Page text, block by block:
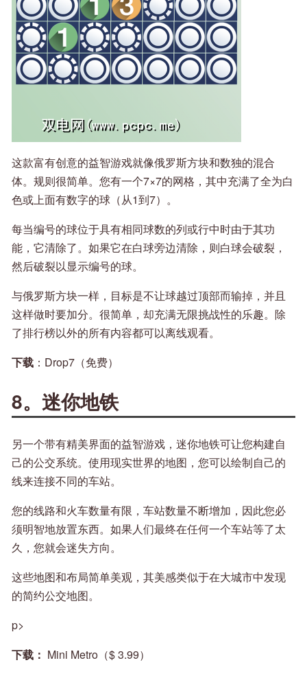
这款富有创意的益智游戏就像俄罗斯方块和数独的混合
体。规则很简单。您有一个7×7的网格，其中充满了全为白
色或上面有数字的球（从1到7）。
每当编号的球位于具有相同球数的列或行中时由于其功
能，它清除了。如果它在白球旁边清除，则白球会破裂，
然后破裂以显示编号的球。
与俄罗斯方块一样，目标是不让球越过顶部而输掉，并且
这样做时要加分。很简单，却充满无限挑战性的乐趣。除
了排行榜以外的所有内容都可以离线观看。
下载 ：Drop7（免费）
8。迷你地铁
另一个带有精美界面的益智游戏，迷你地铁可让您构建自
己的公交系统。使用现实世界的地图，您可以绘制自己的
线来连接不同的车站。
您的线路和火车数量有限，车站数量不断增加，因此您必
须明智地放置东西。如果人们最终在任何一个车站等了太
久，您就会迷失方向。
这些地图和布局简单美观，其美感类似于在大城市中发现
的简约公交地图。
p>
下载： Mini Metro（$ 3.99）